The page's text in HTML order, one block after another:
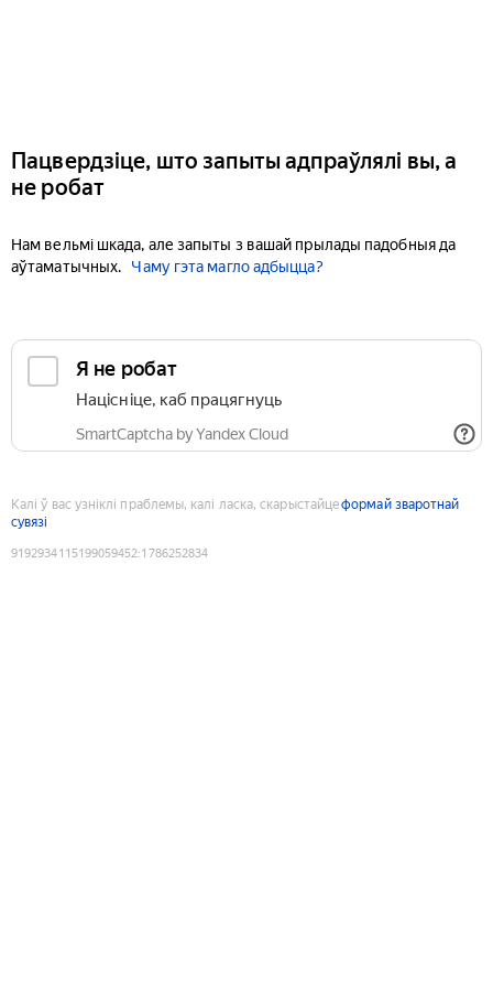
Пацвердзіце, што запыты адпраўлялі вы, а
не робат
Нам вельмі шкада, але запыты з вашай прылады падобныя да
аўтаматычных.
Чаму гэта магло адбыцца?
Я не робат
Націсніце, каб працягнуць
SmartCaptcha by Yandex Cloud
Калі ў вас узніклі праблемы, калі ласка, скарыстайцеформай зваротнай
сувязі
9192934115199059452:1786252834